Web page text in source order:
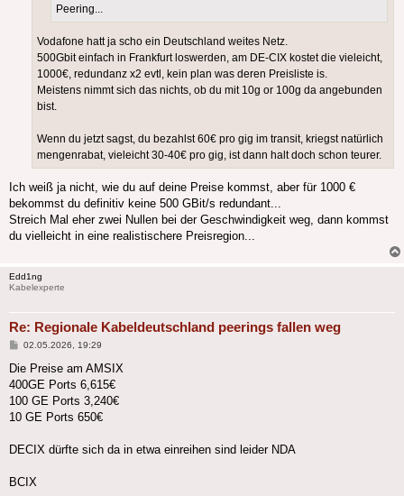
Peering...
Vodafone hatt ja scho ein Deutschland weites Netz.
500Gbit einfach in Frankfurt loswerden, am DE-CIX kostet die vieleicht,
1000€, redundanz x2 evtl, kein plan was deren Preisliste is.
Meistens nimmt sich das nichts, ob du mit 10g or 100g da angebunden
bist.
Wenn du jetzt sagst, du bezahlst 60€ pro gig im transit, kriegst natürlich
mengenrabat, vieleicht 30-40€ pro gig, ist dann halt doch schon teurer.
Ich weiß ja nicht, wie du auf deine Preise kommst, aber für 1000 €
bekommst du definitiv keine 500 GBit/s redundant...
Streich Mal eher zwei Nullen bei der Geschwindigkeit weg, dann kommst
du vielleicht in eine realistischere Preisregion...
Edd1ng
Kabelexperte
Re: Regionale Kabeldeutschland peerings fallen weg
Beitrag
02.05.2026, 19:29
Die Preise am AMSIX
400GE Ports 6,615€
100 GE Ports 3,240€
10 GE Ports 650€
DECIX dürfte sich da in etwa einreihen sind leider NDA
BCIX